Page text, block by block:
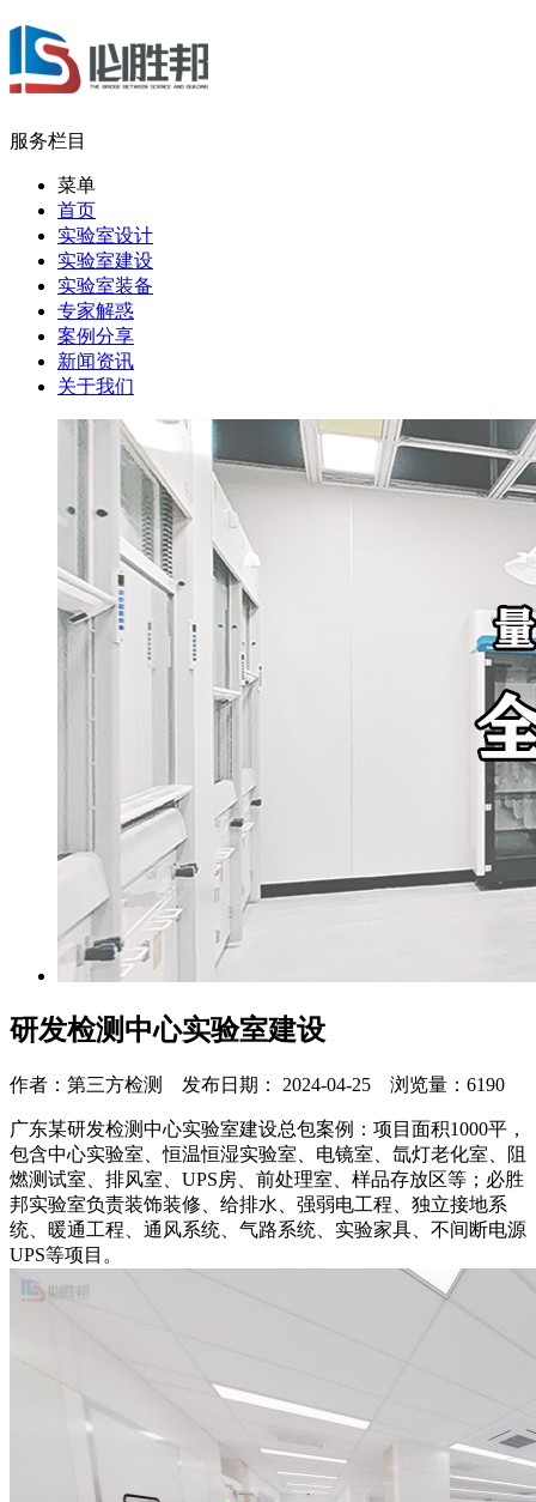
服务栏目
菜单
首页
实验室设计
实验室建设
实验室装备
专家解惑
案例分享
新闻资讯
关于我们
研发检测中心实验室建设
作者：第三方检测 发布日期： 2024-04-25 浏览量： 6190
广东某研发检测中心实验室建设总包案例：项目面积1000平，
包含中心实验室、恒温恒湿实验室、电镜室、氙灯老化室、阻
燃测试室、排风室、UPS房、前处理室、样品存放区等；必胜
邦实验室负责装饰装修、给排水、强弱电工程、独立接地系
统、暖通工程、通风系统、气路系统、实验家具、不间断电源
UPS等项目。